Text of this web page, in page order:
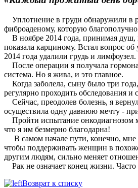
Уплотнение в груди обнаружили в
фиброаденому, которую
В ноябре 2014 года, принимая душ,
показала карциному. Встал вопрос
2014 года удалили грудь и
После операции я получала
система. Но я жива, и это главное.
Когда заболела, сыну было три
регулярно проходить обследования и
Сейчас, преодолев болезнь, я
осуществила одну давнюю мечту -
Пройти испытание онкодиагнозом
что я им безмерно благодарна!
В самом начале пути, конечно, мне
чтобы поддерживать женщин в
другим людям, сильно меняет
Рак не означает конец жизни.
Возврат к списку